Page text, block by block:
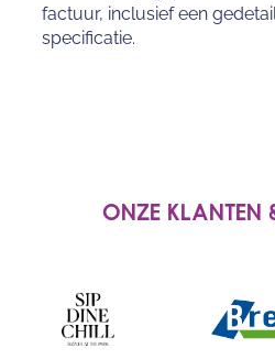
factuur, inclusief een
specificatie.
ONZE KLANTEN